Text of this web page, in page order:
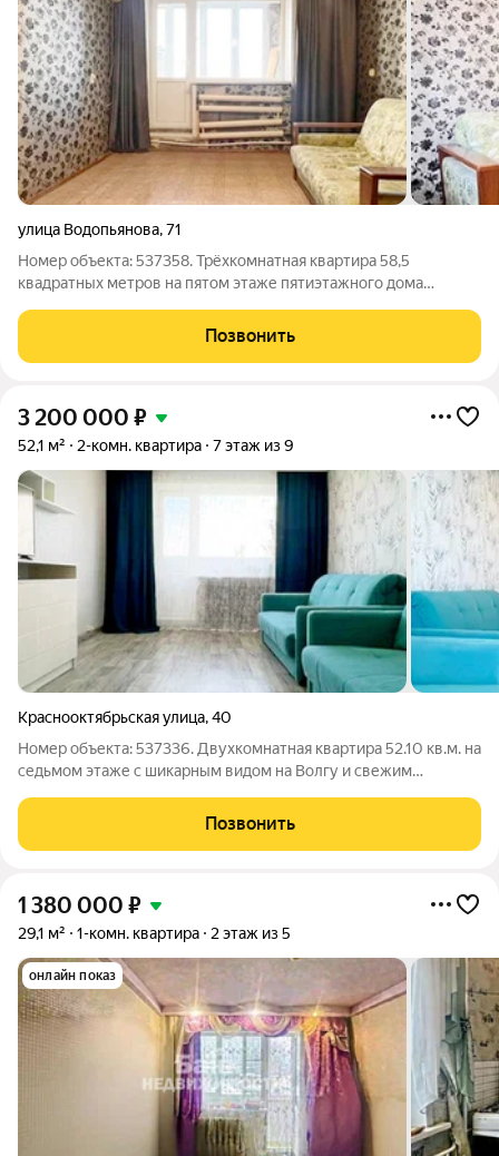
улица Водопьянова,71
Номер объекта: 537358. Трёхкомнатная квартира 58,5
квадратных метров на пятом этаже пятиэтажного дома
настоящий простор и комфорт без границ. Свежий
современный ремонт уже выполнен, поэтому вы
Позвонить
3 200 000 ₽
52,1 м² 2-комн. квартира 7 этаж из 9
Краснооктябрьская улица,40
Номер объекта: 537336. Двухкомнатная квартира 52.10 кв.м. на
седьмом этаже с шикарным видом на Волгу и свежим
модный и презентабельный вариант вторичного жилья, где
каждая деталь продумана для
Позвонить
1 380 000 ₽
29,1 м² 1-комн. квартира 2 этаж из 5
онлайн показ